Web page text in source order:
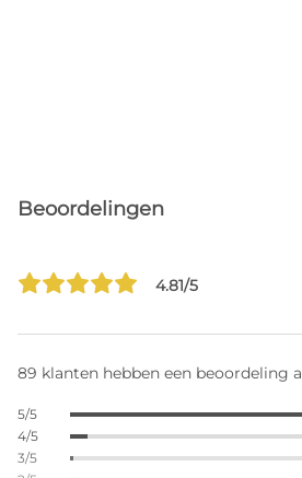
Beoordelingen
4.81/5
89 klanten hebben een beoordeling
5/5
4/5
3/5